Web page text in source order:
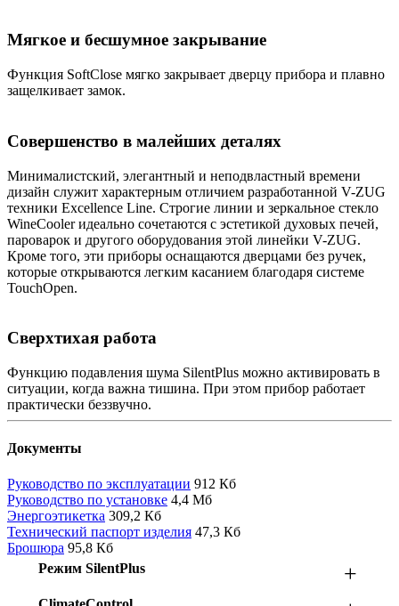
Мягкое и бесшумное закрывание
Функция SoftClose мягко закрывает дверцу прибора и плавно
защелкивает замок.
Совершенство в малейших деталях
Минималистский, элегантный и неподвластный времени
дизайн служит характерным отличием разработанной V-ZUG
техники Excellence Line. Строгие линии и зеркальное стекло
WineCooler идеально сочетаются с эстетикой духовых печей,
пароварок и другого оборудования этой линейки V-ZUG.
Кроме того, эти приборы оснащаются дверцами без ручек,
которые открываются легким касанием благодаря системе
TouchOpen.
Сверхтихая работа
Функцию подавления шума SilentPlus можно активировать в
ситуации, когда важна тишина. При этом прибор работает
практически беззвучно.
Документы
Руководство по эксплуатации 912 Кб
Руководство по установке 4,4 Мб
Энергоэтикетка 309,2 Кб
Технический паспорт изделия 47,3 Кб
Брошюра 95,8 Кб
Режим SilentPlus
+